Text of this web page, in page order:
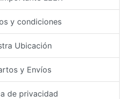
y condiciones
Ubicación
y Envíos
de privacidad